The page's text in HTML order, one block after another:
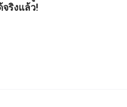
ริงแล้ว!